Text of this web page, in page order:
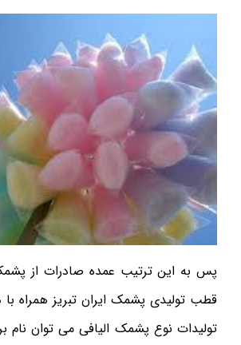
پس به این ترتیب عمده صادرات از
قطب تولیدی پشمک ایران تبریز همراه
تولیدات نوع پشمک الیافی می توان نام